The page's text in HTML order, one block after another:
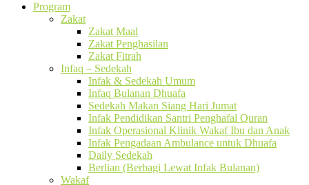
Program
Zakat
Zakat Maal
Zakat Penghasilan
Zakat Fitrah
Infaq – Sedekah
Infak & Sedekah Umum
Infaq Bulanan Dhuafa
Sedekah Makan Siang Hari Jumat
Infak Pendidikan Santri Penghafal Quran
Infak Operasional Klinik Wakaf Ibu dan Anak
Infak Pengadaan Ambulance untuk Dhuafa
Daily Sedekah
Berlian (Berbagi Lewat Infak Bulanan)
Wakaf